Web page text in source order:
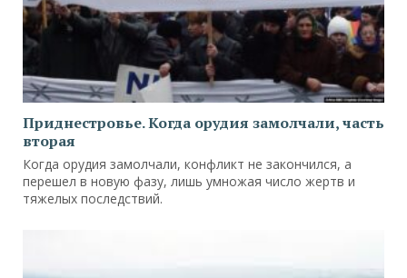
Приднестровье. Когда орудия замолчали, часть
вторая
Когда орудия замолчали, конфликт не закончился, а
перешел в новую фазу, лишь умножая число жертв и
тяжелых последствий.